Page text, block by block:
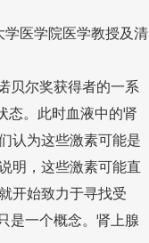
医学院医学教授及清
贝尔奖获得者的一系
态。此时血液中的肾
认为这些激素可能是
明，这些激素可能直
开始致力于寻找受
是一个概念。肾上腺